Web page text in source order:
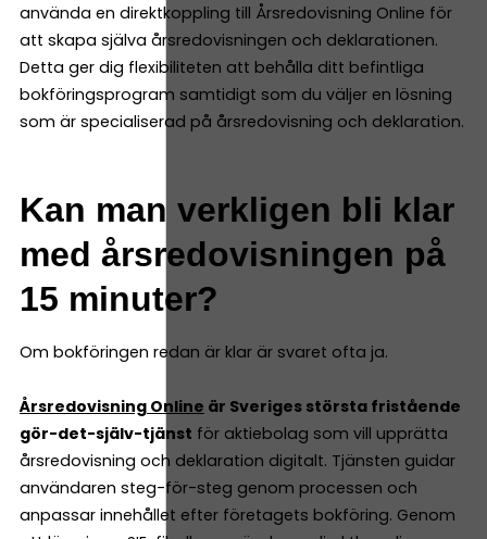
använda en direktkoppling till Årsredovisning Online för
att skapa själva årsredovisningen och deklarationen.
Detta ger dig flexibiliteten att behålla ditt befintliga
bokföringsprogram samtidigt som du väljer en lösning
som är specialiserad på årsredovisning och deklaration.
Kan man verkligen bli klar
med årsredovisningen på
15 minuter?
Om bokföringen redan är klar är svaret ofta ja.
Årsredovisning Online är Sveriges största fristående
gör-det-själv-tjänst för aktiebolag som vill upprätta
årsredovisning och deklaration digitalt. Tjänsten guidar
användaren steg-för-steg genom processen och
anpassar innehållet efter företagets bokföring. Genom